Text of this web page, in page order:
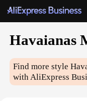
Havaianas
Find more style
with AliExpress